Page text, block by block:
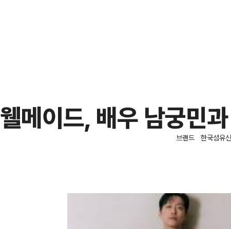
웰메이드, 배우 남궁민
브랜드 한국섬유